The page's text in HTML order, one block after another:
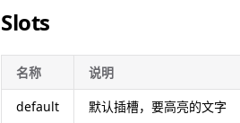
Slots
名称
说明
default
默认插槽，要高亮的文字